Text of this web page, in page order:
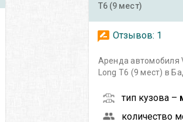
T6 (9 мест)
Отзывов: 1
Аренда автомобиля
Long T6 (9 мест) в
тип кузова –
количество